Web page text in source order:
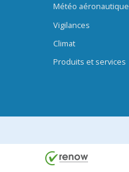
Météo aéronautique
Vigilances
Climat
Produits et services